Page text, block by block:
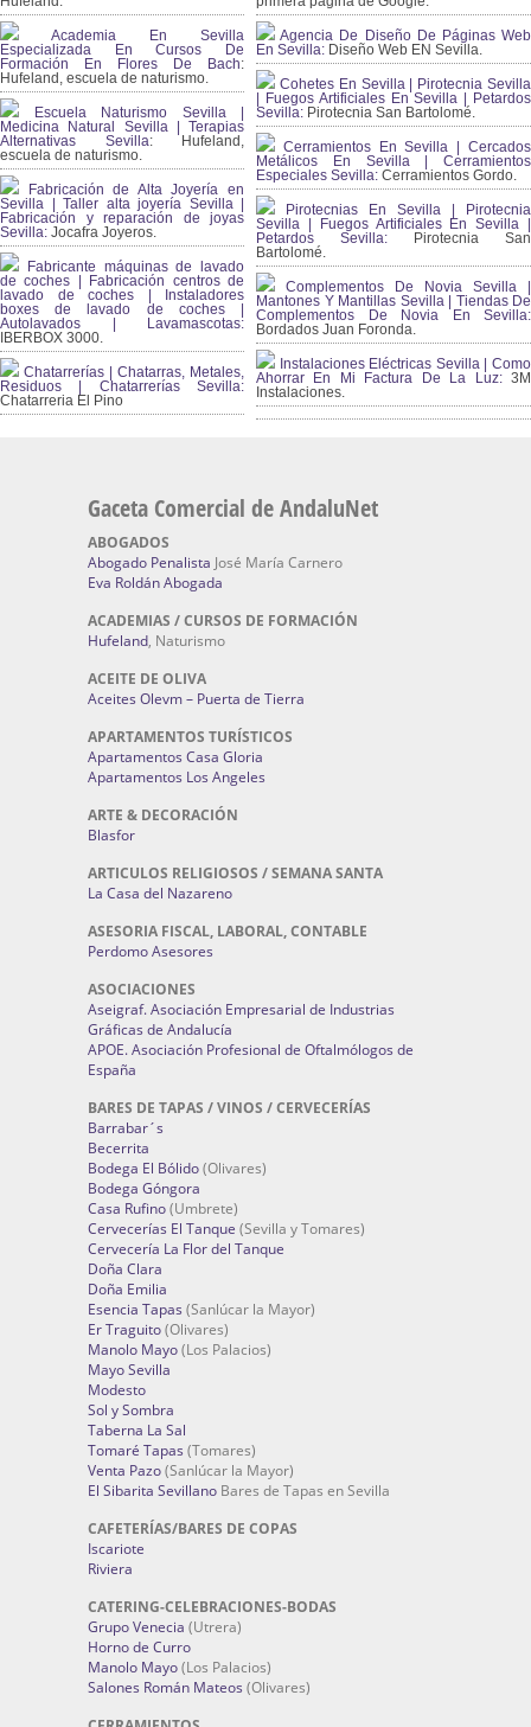
Academia En Sevilla
Especializada En Cursos De
Formación En Flores De Bach:
Hufeland, escuela de naturismo.
Escuela Naturismo Sevilla |
Medicina Natural Sevilla | Terapias
Alternativas Sevilla: Hufeland,
escuela de naturismo.
Fabricación de Alta Joyería en
Sevilla | Taller alta joyería Sevilla |
Fabricación y reparación de joyas
Sevilla: Jocafra Joyeros.
Fabricante máquinas de lavado
de coches | Fabricación centros de
lavado de coches | Instaladores
boxes de lavado de coches |
Autolavados | Lavamascotas:
IBERBOX 3000.
Chatarrerías | Chatarras, Metales,
Residuos | Chatarrerías Sevilla:
Chatarreria El Pino
Agencia De Diseño De Páginas Web
En Sevilla: Diseño Web EN Sevilla.
Cohetes En Sevilla | Pirotecnia Sevilla
| Fuegos Artificiales En Sevilla | Petardos
Sevilla: Pirotecnia San Bartolomé.
Cerramientos En Sevilla | Cercados
Metálicos En Sevilla | Cerramientos
Especiales Sevilla: Cerramientos Gordo.
Pirotecnias En Sevilla | Pirotecnia
Sevilla | Fuegos Artificiales En Sevilla |
Petardos Sevilla: Pirotecnia San
Bartolomé.
Complementos De Novia Sevilla |
Mantones Y Mantillas Sevilla | Tiendas De
Complementos De Novia En Sevilla:
Bordados Juan Foronda.
Instalaciones Eléctricas Sevilla | Como
Ahorrar En Mi Factura De La Luz:3M
Instalaciones.
Gaceta Comercial de AndaluNet
ABOGADOS
Abogado Penalista José María Carnero
Eva Roldán Abogada
ACADEMIAS / CURSOS DE FORMACIÓN
Hufeland, Naturismo
ACEITE DE OLIVA
Aceites Olevm – Puerta de Tierra
APARTAMENTOS TURÍSTICOS
Apartamentos Casa Gloria
Apartamentos Los Angeles
ARTE & DECORACIÓN
Blasfor
ARTICULOS RELIGIOSOS / SEMANA SANTA
La Casa del Nazareno
ASESORIA FISCAL, LABORAL, CONTABLE
Perdomo Asesores
ASOCIACIONES
Aseigraf. Asociación Empresarial de Industrias
Gráficas de Andalucía
APOE. Asociación Profesional de Oftalmólogos de
España
BARES DE TAPAS / VINOS / CERVECERÍAS
Barrabar´s
Becerrita
Bodega El Bólido(Olivares)
Bodega Góngora
Casa Rufino(Umbrete)
Cervecerías El Tanque (Sevilla y Tomares)
Cervecería La Flor del Tanque
Doña Clara
Doña Emilia
Esencia Tapas (Sanlúcar la Mayor)
Er Traguito(Olivares)
Manolo Mayo(Los Palacios)
Mayo Sevilla
Modesto
Sol y Sombra
Taberna La Sal
Tomaré Tapas (Tomares)
Venta Pazo(Sanlúcar la Mayor)
El Sibarita Sevillano Bares de Tapas en Sevilla
CAFETERÍAS/BARES DE COPAS
Iscariote
Riviera
CATERING-CELEBRACIONES-BODAS
Grupo Venecia (Utrera)
Horno de Curro
Manolo Mayo(Los Palacios)
Salones Román Mateos (Olivares)